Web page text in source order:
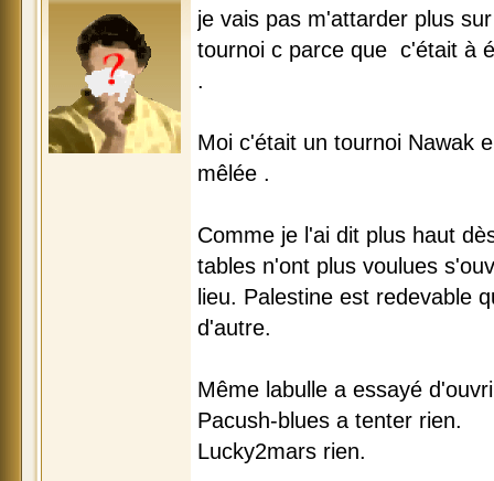
je vais pas m'attarder plus
tournoi c parce que c'était à
.
Moi c'était un tournoi Nawak
mêlée .
Comme je l'ai dit plus haut
tables n'ont plus voulues
lieu. Palestine est redevable
d'autre.
Même labulle a essayé
Pacush-blues a tenter rien.
Lucky2mars rien.